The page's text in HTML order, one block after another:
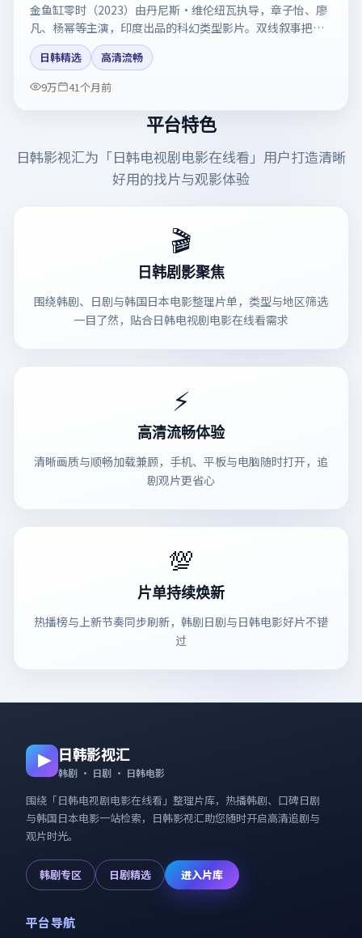
金鱼缸零时（2023）由丹尼斯·维伦纽瓦执导，章子怡、廖
凡、杨幂等主演，印度出品的科幻类型影片。双线叙事把悬
念保持到最后一刻。剧情简介与主创信息可供检索参考，上
映日期以片方资料为准。
日韩精选
高清流畅
9万
41个月前
平台特色
日韩影视汇为「日韩电视剧电影在线看 」用户打造清晰
好用的找片与观影体验
🎬
日韩剧影聚焦
围绕韩剧、日剧与韩国日本电影整理片单，类型与地区筛选
一目了然，贴合日韩电视剧电影在线看需求
⚡
高清流畅体验
清晰画质与顺畅加载兼顾，手机、平板与电脑随时打开，追
剧观片更省心
💯
片单持续焕新
热播榜与上新节奏同步刷新，韩剧日剧与日韩电影好片不错
过
日韩影视汇
韩剧 · 日剧 · 日韩电影
围绕「日韩电视剧电影在线看 」整理片库，热播韩剧、口碑日剧
与韩国日本电影一站检索， 日韩影视汇助您随时开启高清追剧与
观片时光。
韩剧专区 日剧精选 进入片库
平台导航